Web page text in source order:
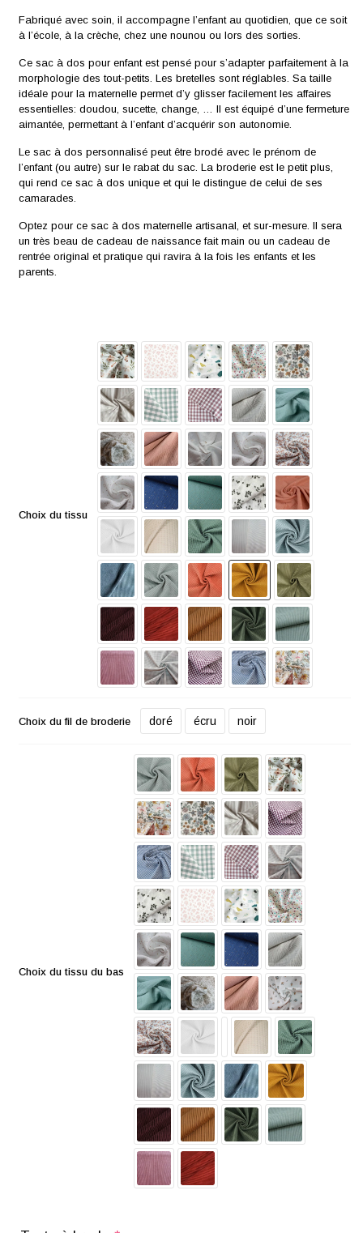
Fabriqué avec soin, il accompagne l’enfant au quotidien, que ce soit
à l’école, à la crèche, chez une nounou ou lors des sorties.
Ce sac à dos pour enfant est pensé pour s’adapter parfaitement à la
morphologie des tout-petits. Les bretelles sont réglables. Sa taille
idéale pour la maternelle permet d’y glisser facilement les affaires
essentielles: doudou, sucette, change, … Il est équipé d’une fermeture
aimantée, permettant à l’enfant d’acquérir son autonomie.
Le sac à dos personnalisé peut être brodé avec le prénom de
l’enfant (ou autre) sur le rabat du sac. La broderie est le petit plus,
qui rend ce sac à dos unique et qui le distingue de celui de ses
camarades.
Optez pour ce sac à dos maternelle artisanal, et sur-mesure. Il sera
un très beau de cadeau de naissance fait main ou un cadeau de
rentrée original et pratique qui ravira à la fois les enfants et les
parents.
Choix du tissu
Choix du fil de broderie doré écru noir
Choix du tissu du bas